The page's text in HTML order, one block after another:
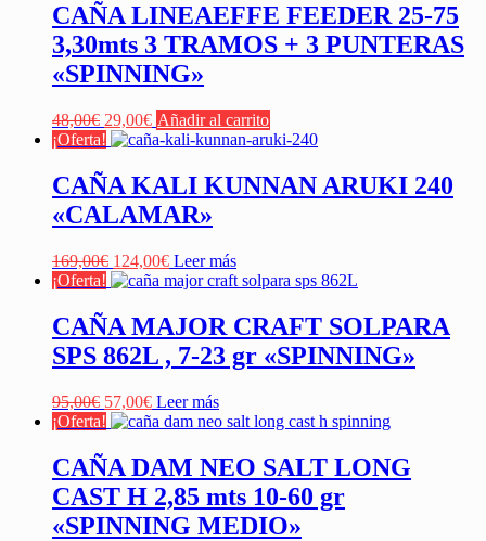
CAÑA LINEAEFFE FEEDER 25-75
3,30mts 3 TRAMOS + 3 PUNTERAS
«SPINNING»
48,00€ El
precio
era:
48,00€.
29,00€El
precio
es:
29,00€.
Añadir al carrito
¡Oferta!
CAÑA KALI KUNNAN ARUKI 240
«CALAMAR»
169,00€ El
precio
era:
169,00€.
124,00€El
precio
es:
124,00€.
Leer más
¡Oferta!
CAÑA MAJOR CRAFT SOLPARA
SPS 862L , 7-23 gr «SPINNING»
95,00€ El
precio
era:
95,00€.
57,00€El
precio
es:
57,00€.
Leer más
¡Oferta!
CAÑA DAM NEO SALT LONG
CAST H 2,85 mts 10-60 gr
«SPINNING MEDIO»